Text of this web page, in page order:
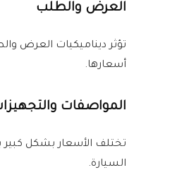
العرض والطلب
تؤثر ديناميكيات العرض
أسعارها.
المواصفات
تختلف الأسعار بشكل كبير
السيارة.